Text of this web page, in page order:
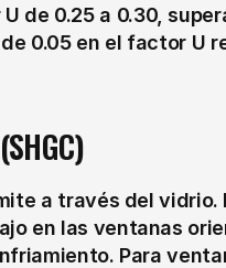
de 0.25 a 0.30,
0.05 en el factor U
a través del vidrio.
en las ventanas
Para